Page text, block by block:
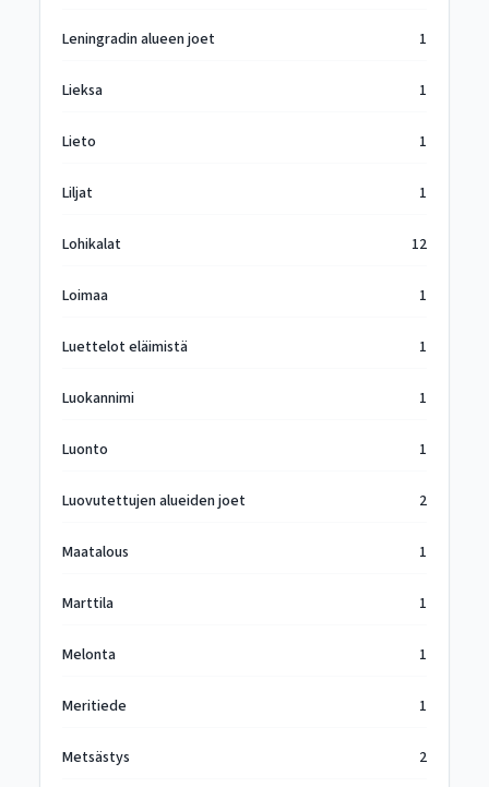
Leningradin alueen joet 1
Lieksa 1
Lieto 1
Liljat 1
Lohikalat 12
Loimaa 1
Luettelot eläimistä 1
Luokannimi 1
Luonto 1
Luovutettujen alueiden joet 2
Maatalous 1
Marttila 1
Melonta 1
Meritiede 1
Metsästys 2